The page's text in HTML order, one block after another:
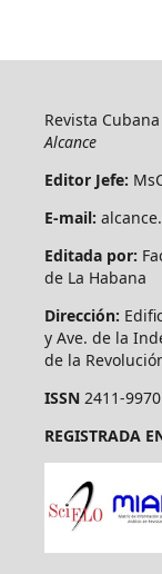
Revista
Alcance
Editor Jefe:
E-mail:
Editada por:
de La Habana
Dirección:
y Ave. de la
de la
ISSN2411-
REGISTRADA